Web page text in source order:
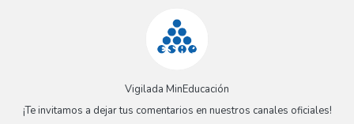
Vigilada MinEducación
¡Te invitamos a dejar tus comentarios en nuestros canales oficiales!